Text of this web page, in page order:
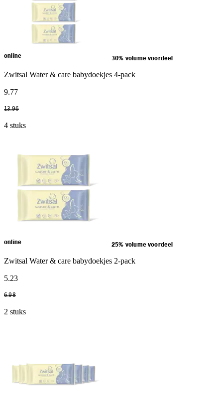
online 30% volume voordeel
Zwitsal Water & care babydoekjes 4-pack
9.77
13.96
4 stuks
online 25% volume voordeel
Zwitsal Water & care babydoekjes 2-pack
5.23
6.98
2 stuks